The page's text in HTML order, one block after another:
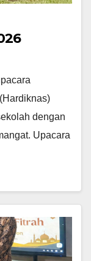
dengan
Upacara